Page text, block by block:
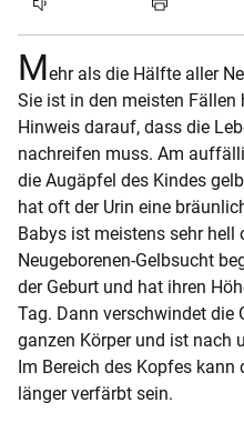
Mehr als die Hälfte aller
Sie ist in den meisten
Hinweis darauf, dass die
nachreifen muss. Am
die Augäpfel des Kindes
hat oft der Urin eine
Babys ist meistens sehr hell
Neugeborenen-Gelbsucht
der Geburt und hat ihren
Tag. Dann verschwindet die
ganzen Körper und ist nach
Im Bereich des Kopfes
länger verfärbt sein.